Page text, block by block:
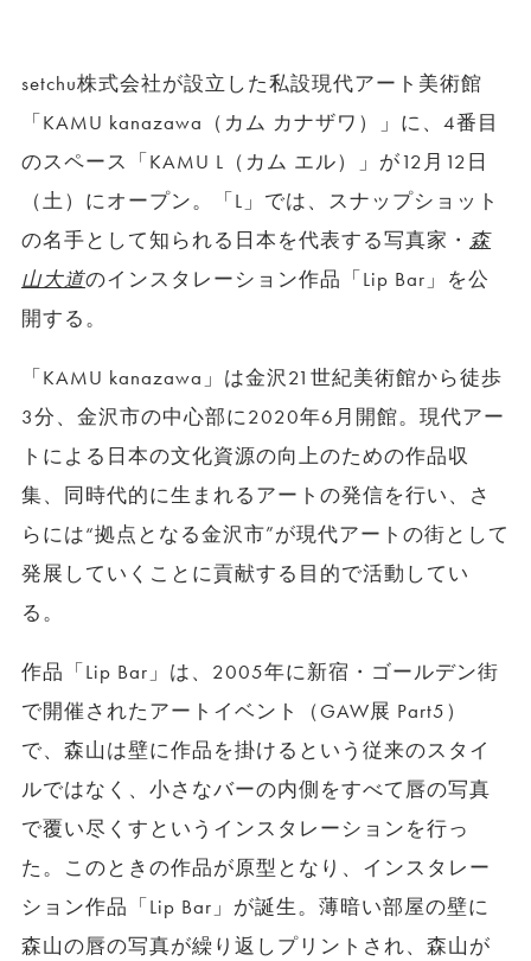
setchu株式会社が設立した私設現代アート美術館
「KAMU kanazawa（カム カナザワ）」に、4番目
のスペース「KAMU L（カム エル）」が12月12日
（土）にオープン。「L」では、スナップショット
の名手として知られる日本を代表する写真家・ 森
山大道のインスタレーション作品「Lip Bar」を公
開する。
「KAMU kanazawa」は金沢21世紀美術館から徒歩
3分、金沢市の中心部に2020年6月開館。現代アー
トによる日本の文化資源の向上のための作品収
集、同時代的に生まれるアートの発信を行い、さ
らには“拠点となる金沢市”が現代アートの街として
発展していくことに貢献する目的で活動してい
る。
作品「Lip Bar」は、2005年に新宿・ゴールデン街
で開催されたアートイベント（GAW展 Part5）
で、森山は壁に作品を掛けるという従来のスタイ
ルではなく、小さなバーの内側をすべて唇の写真
で覆い尽くすというインスタレーションを行っ
た。このときの作品が原型となり、インスタレー
ション作品「Lip Bar」が誕生。薄暗い部屋の壁に
森山の唇の写真が繰り返しプリントされ、森山が